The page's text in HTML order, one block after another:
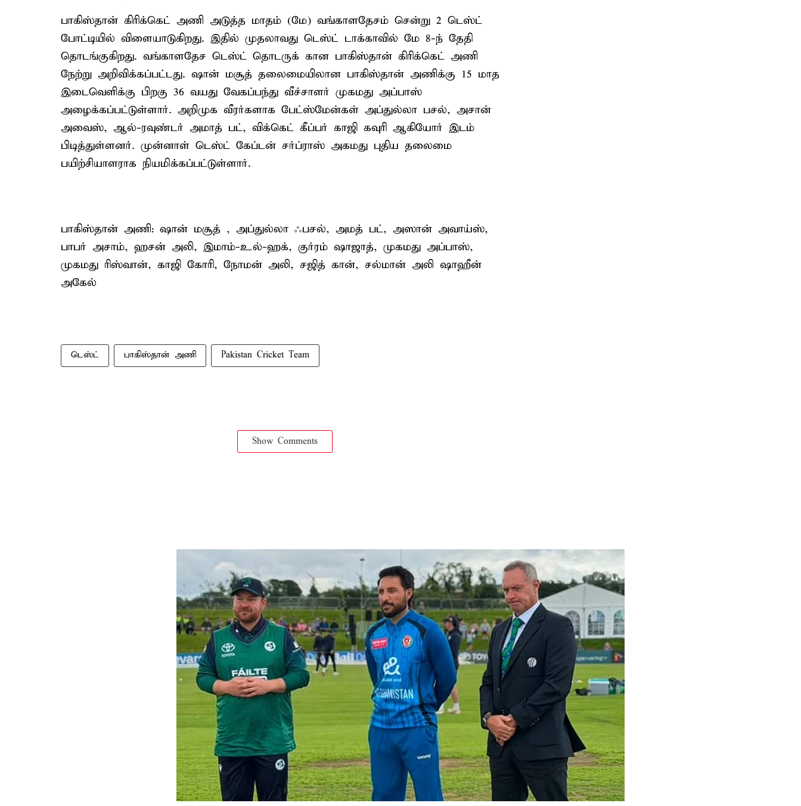
பாகிஸ்தான் கிரிக்கெட் அணி அடுத்த மாதம் (மே) வங்காளதேசம் சென்று 2 டெஸ்ட்
போட்டியில் விளையாடுகிறது. இதில் முதலாவது டெஸ்ட் டாக்காவில் மே 8-ந் தேதி
தொடங்குகிறது. வங்காளதேச டெஸ்ட் தொடருக் கான பாகிஸ்தான் கிரிக்கெட் அணி
நேற்று அறிவிக்கப்பட்டது. ஷான் மசூத் தலைமையிலான பாகிஸ்தான் அணிக்கு 15 மாத
இடைவெளிக்கு பிறகு 36 வயது வேகப்பந்து வீச்சாளர் முகமது அப்பாஸ்
அழைக்கப்பட்டுள்ளார். அறிமுக வீரர்களாக பேட்ஸ்மேன்கள் அப்துல்லா பசல், அசான்
அவைஸ், ஆல்-ரவுண்டர் அமாத் பட், விக்கெட் கீப்பர் காஜி கவுரி ஆகியோர் இடம்
பிடித்துள்ளனர். முன்னாள் டெஸ்ட் கேப்டன் சர்ப்ராஸ் அகமது புதிய தலைமை
பயிற்சியாளராக நியமிக்கப்பட்டுள்ளார்.
பாகிஸ்தான் அணி: ஷான் மசூத் , அப்துல்லா ஃபசல், அமத் பட், அஸான் அவாய்ஸ்,
பாபர் அசாம், ஹசன் அலி, இமாம்-உல்-ஹக், குர்ரம் ஷாஜாத், முகமது அப்பாஸ்,
முகமது ரிஸ்வான், காஜி கோரி, நோமன் அலி, சஜித் கான், சல்மான் அலி ஷாஹீன்
அகேல்
டெஸ்ட் பாகிஸ்தான் அணி Pakistan Cricket Team
Show Comments